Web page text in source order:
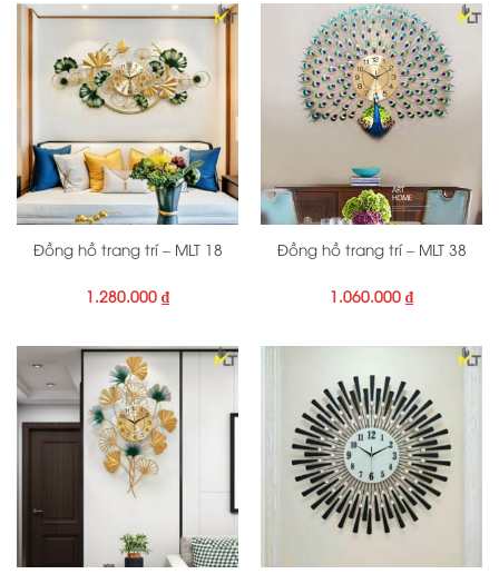
Đồng hồ trang trí – MLT 18
1.280.000 ₫
Đồng hồ trang trí – MLT 38
1.060.000 ₫